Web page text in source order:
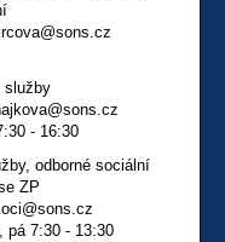
služby
- 16:30
odborné sociální
ZP
pá 7:30 - 13:30